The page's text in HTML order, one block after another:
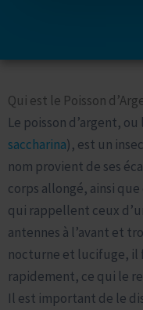
Qui est le Poisson
Le poisson d’argent,
saccharina), est un
nom provient de ses
corps allongé, ainsi
qui rappellent ceux
antennes à l’avant et
nocturne et lucifuge, il
rapidement, ce qui le
Il est important de le